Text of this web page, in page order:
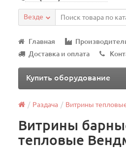
Везде
Главная
Доставка и оплата
Купить оборудование
Раздача Витрины
Витрины
тепловые